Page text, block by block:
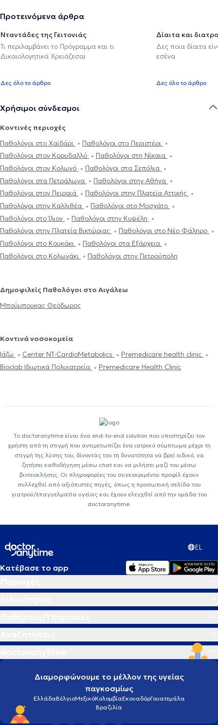
Προτεινόμενα άρθρα
Νταντάδες της Γειτονιάς
Τι περιλαμβάνει το Πρόγραμμα και τι
Δικαιολογητικά Χρειάζεσαι
Δες όλο το άρθρο
Δίαιτα και
Δες ποια δίαιτα
εσένα
Δες όλο το άρθρο
Χρήσιμοι σύνδεσμοι
Κοντινές περιοχές
Παθολόγοι στο Χαϊδάρι
Παθολόγοι στο Περιστέρι
Παθολόγοι στον Κορυδαλλό
Παθολόγοι στη Νίκαια
Παθολόγοι στον Κολωνό
Παθολόγοι στα Σεπόλια
Παθολόγοι στα Πετράλωνα
Παθολόγοι στην Αθήνα
Παθολόγοι στον Πειραιά
Παθολόγοι στην Πλατεία Αττικής
Παθολόγοι στην Καλλιθέα
Παθολόγοι στο Μοσχάτο
Παθολόγοι στο Ίλιον
Παθολόγοι στην Κυψέλη
Παθολόγοι στην Πλατεία Βικτώριας
Παθολόγοι στο Νέο Φάληρο
Παθολόγοι στο Κουκάκι
Παθολόγοι στα Εξάρχεια
Παθολόγοι στο Κολωνάκι
Παθολόγοι στην Πετρούπολη
Δημοφιλείς Παθολόγοι στο Αιγάλεω
Μπούμπουκας Θεόδωρος
Κοντινά νοσοκομεία
Ιάζω
Center NT-CardioMetabolics
Premedicare health clinic
Bioclab Ιδιωτικά Πολυιατρεία
Premedicare Health Clinic
Το doctoranytime είναι ένα end-to-end solution που υποστηρίζει τον
χρήστη από τη στιγμή που αντιμετωπίζει ένα ιατρικό σύμπτωμα μέχρι τη
στιγμή της λύσης του, δίνοντάς του τη δυνατότητα να βρεί ειδικό, να
ζητήσει καθοδήγηση μέσω chat και να μιλήσει μαζί του μέσω
βιντεοκλήσης. Οι πληροφορίες του συγκεκριμένου προφίλ έχουν
συλλεχθεί από αξιόπιστες πηγές, όπως η προσωπική σελίδα του
γιατρού/επαγγελματία υγείας και έχουν ελεγχθεί από την ομάδα του
doctoranytime.
EL
Κατέβασε το app
Διαμορφώνουμε το μέλλον της υγείας
παγκοσμίως
ΕλλάδαΒέλγιοΜεξικόΚολομβίαΕκουαδόρΓουατεμάλα
Βραζιλία